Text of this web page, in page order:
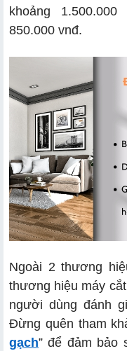
khoảng
850.000 vnđ.
Ngoài 2 thương
thương hiệu máy
người dùng đánh
Đừng quên tham
gạch” để đảm bảo